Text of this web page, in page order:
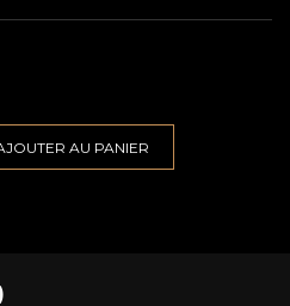
AU PANIER